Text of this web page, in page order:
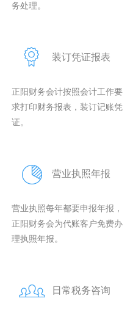
务处理。
装订凭证报表
正阳财务会计按照会计工作要
求打印财务报表，装订记账凭
证。
营业执照年报
营业执照每年都要申报年报，
正阳财务会为代账客户免费办
理执照年报。
日常税务咨询